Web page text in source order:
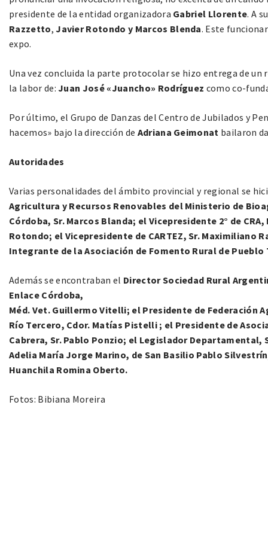
presidente de la entidad organizadora Gabriel Llorente. A
Razzetto, Javier Rotondo y Marcos Blenda. Este
expo.
Una vez concluida la parte protocolar se hizo entrega de
la labor de:Juan José «Juancho» Rodríguez como co-
Por último, el Grupo de Danzas del Centro de Jubilados y
hacemos» bajo la dirección de Adriana Geimonat bailaron
Autoridades
Varias personalidades del ámbito provincial y regional se
Agricultura y Recursos Renovables del Ministerio de
Córdoba, Sr. Marcos Blanda; el Vicepresidente 2° de
Rotondo; el Vicepresidente de CARTEZ, Sr. Maximiliano
Integrante de la Asociación de Fomento Rural de Pueblo
Además se encontraban el Director Sociedad Rural
Enlace Córdoba,
Méd. Vet. Guillermo Vitelli; el Presidente de Federación
Río Tercero, Cdor. Matías Pistelli ; el Presidente de
Cabrera, Sr. Pablo Ponzio; el Legislador
Adelia María Jorge Marino, de San Basilio Pablo
Huanchila Romina Oberto.
Fotos: Bibiana Moreira